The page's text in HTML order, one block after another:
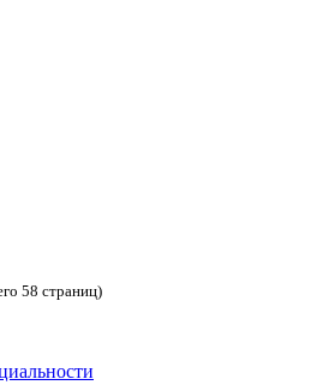
58 страниц)